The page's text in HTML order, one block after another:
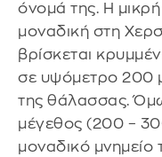
όνομά της. Η μικρή
μοναδική στη
βρίσκεται
σε υψόμετρο 200
της θάλασσας.
μέγεθος (200 –
μοναδικό μνημείο